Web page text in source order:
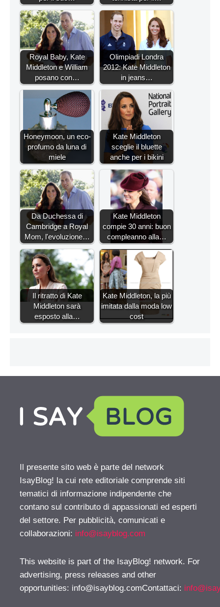
Royal Baby, Kate
Middleton e William
posano con…
Olimpiadi Londra
2012: Kate Middleton
in jeans…
Honeymoon, un eco-
profumo da luna di
miele
Kate Middleton
sceglie il bluette
anche per i bikini
Da Duchessa di
Cambridge a Royal
Mom, l'evoluzione…
Kate Middleton
compie 30 anni: buon
compleanno alla…
Il ritratto di Kate
Middleton sarà
esposto alla…
Kate Middleton, la più
imitata dalla moda low
cost
Il presente sito web è parte del network
IsayBlog! la cui rete editoriale comprende siti
tematici di informazione indipendente che
contano sul contributo di appassionati ed esperti
del settore. Per pubblicità, comunicati e
collaborazioni: info@isayblog.com
This website is part of the IsayBlog! network. For
advertising, press releases and other
opportunities: info@isayblog.comContattaci: